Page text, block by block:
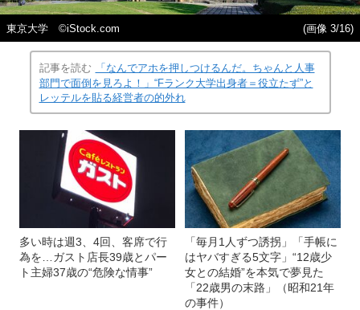
東京大学 ©️iStock.com (画像 3/16)
記事を読む
「なんでアホを押しつけるんだ。ちゃんと人事
部門で面倒を見ろよ！」“Fランク大学出身者＝役立たず”と
レッテルを貼る経営者の的外れ
多い時は週3、4回、客席で行
為を…ガスト店長39歳とパー
ト主婦37歳の“危険な情事”
「毎月1人ずつ誘拐」「手帳に
はヤバすぎる5文字」“12歳少
女との結婚”を本気で夢見た
「22歳男の末路」（昭和21年
の事件）